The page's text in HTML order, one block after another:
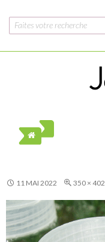
Rechercher :
11 MAI 2022 350 × 402